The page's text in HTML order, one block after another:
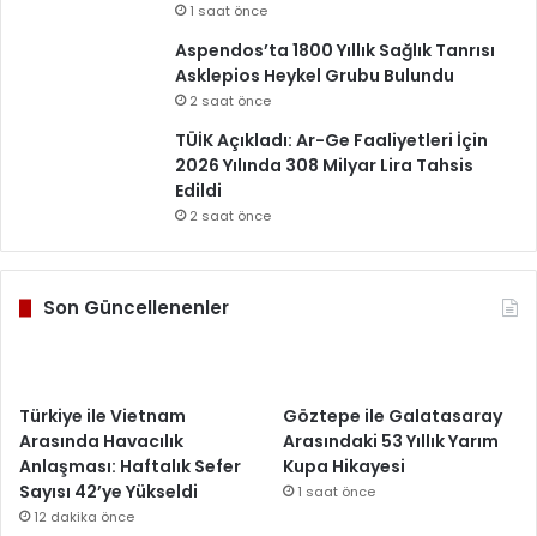
1 saat önce
Aspendos’ta 1800 Yıllık Sağlık Tanrısı
Asklepios Heykel Grubu Bulundu
2 saat önce
TÜİK Açıkladı: Ar-Ge Faaliyetleri İçin
2026 Yılında 308 Milyar Lira Tahsis
Edildi
2 saat önce
Son Güncellenenler
Türkiye ile Vietnam
Arasında Havacılık
Anlaşması: Haftalık Sefer
Sayısı 42’ye Yükseldi
12 dakika önce
Göztepe ile Galatasaray
Arasındaki 53 Yıllık Yarım
Kupa Hikayesi
1 saat önce